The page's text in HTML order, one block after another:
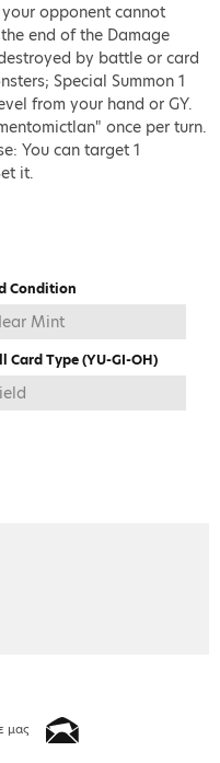
opponent cannot
end of the Damage
by battle or card
Special Summon 1
from your hand or GY.
once per turn.
You can target 1
it.
Condition
Card Type (YU-GI-OH)
μας